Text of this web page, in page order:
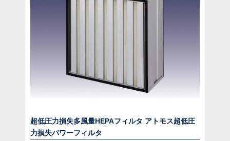
超低圧力損失多風量HEPAフィルタ アトモス超低圧
力損失パワーフィルタ